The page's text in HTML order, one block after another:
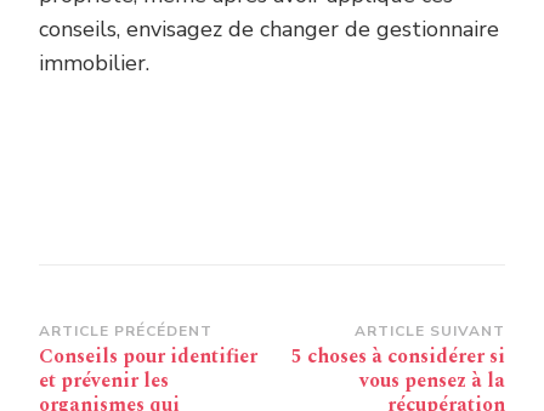
conseils, envisagez de changer de gestionnaire
immobilier.
Navigation
d’article
ARTICLE PRÉCÉDENT
Conseils pour identifier
et prévenir les
ARTICLE SUIVANT
5 choses à considérer si
vous pensez à la